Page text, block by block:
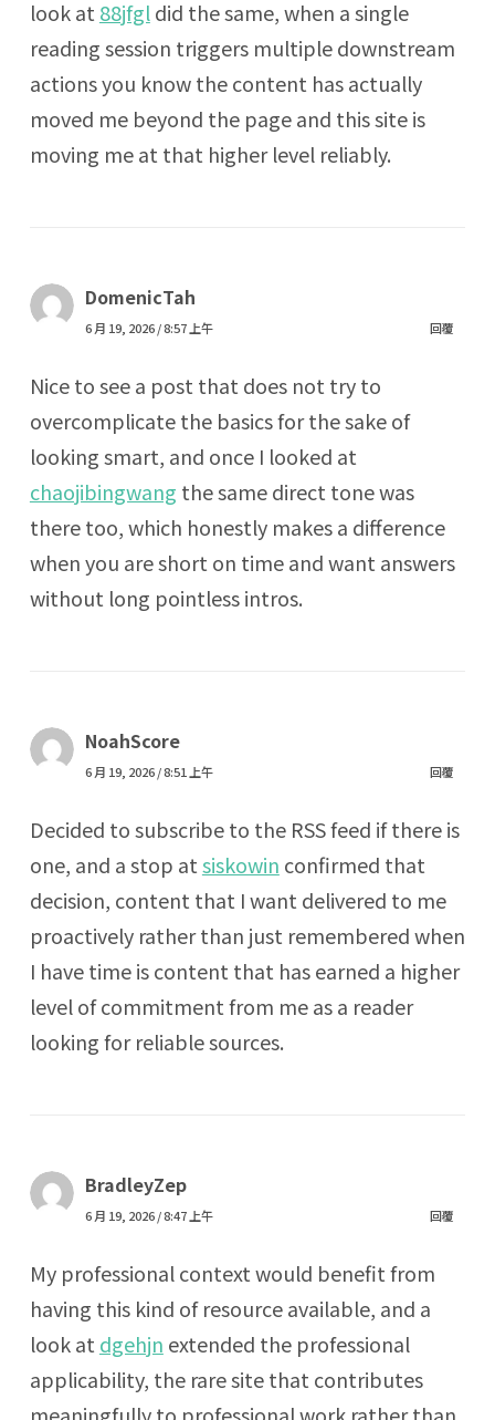
look at 88jfgldid the same, when a single
reading session triggers multiple downstream
actions you know the content has actually
moved me beyond the page and this site is
moving me at that higher level reliably.
DomenicTah
6 月 19, 2026 / 8:57 上午 回覆
Nice to see a post that does not try to
overcomplicate the basics for the sake of
looking smart, and once I looked at
chaojibingwang the same direct tone was
there too, which honestly makes a difference
when you are short on time and want answers
without long pointless intros.
NoahScore
6 月 19, 2026 / 8:51 上午 回覆
Decided to subscribe to the RSS feed if there is
one, and a stop atsiskowin confirmed that
decision, content that I want delivered to me
proactively rather than just remembered when
I have time is content that has earned a higher
level of commitment from me as a reader
looking for reliable sources.
BradleyZep
6 月 19, 2026 / 8:47 上午 回覆
My professional context would benefit from
having this kind of resource available, and a
look at dgehjn extended the professional
applicability, the rare site that contributes
meaningfully to professional work rather than